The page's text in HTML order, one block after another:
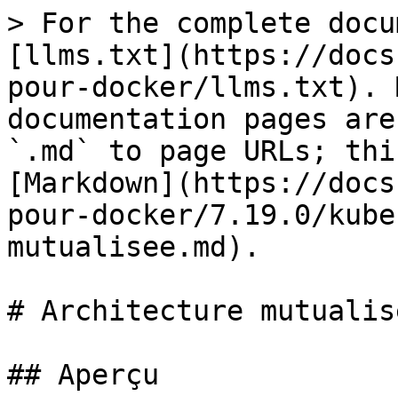
> For the complete
[llms.txt](https://
pour-docker/llms.txt).
documentation pages
`.md` to page URLs;
[Markdown](https://
pour-docker/7.19.0/
mutualisee.md).
# Architecture
## Aperçu